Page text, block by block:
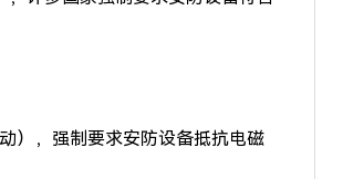
），强制要求安防设备抵抗电磁